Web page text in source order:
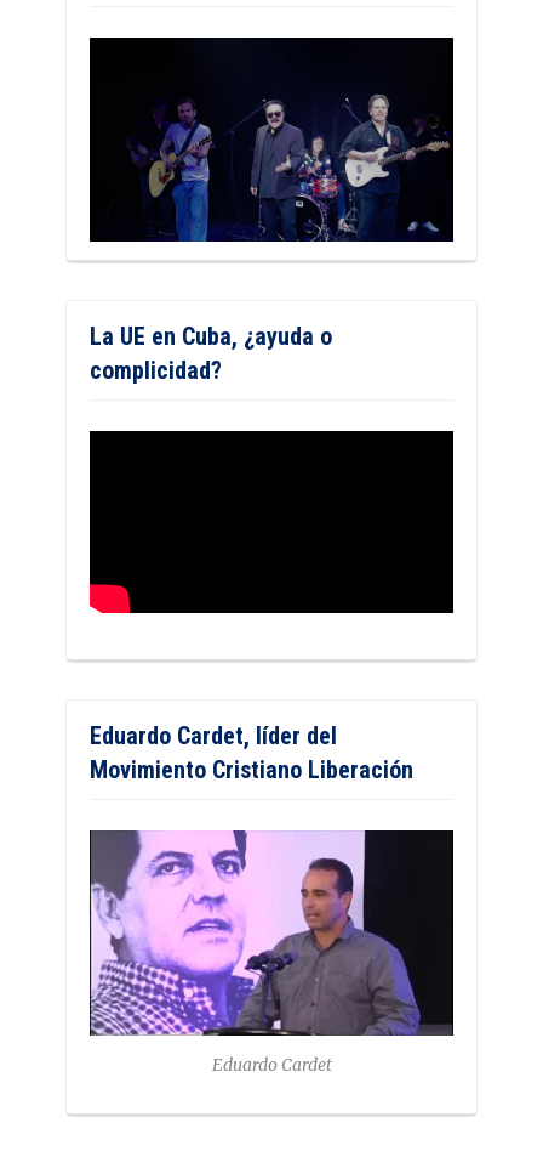
La UE en Cuba, ¿ayuda o
complicidad?
Eduardo Cardet, líder del
Movimiento Cristiano Liberación
Eduardo Cardet